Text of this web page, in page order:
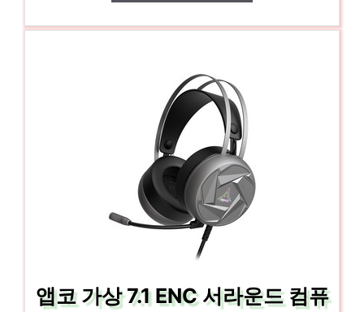
앱코 가상 7.1 ENC 서라운드 컴퓨